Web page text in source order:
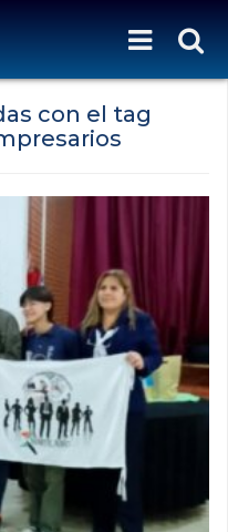
con el tag